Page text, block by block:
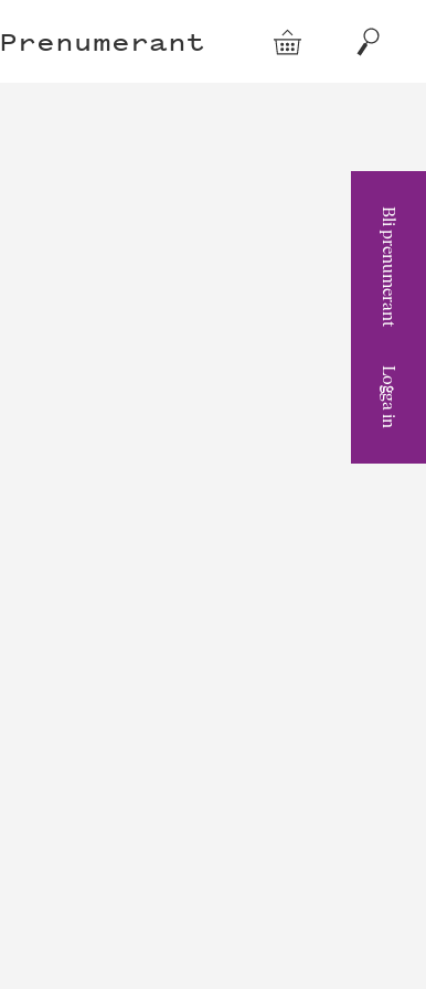
Prenumerant Varukorg Sök
Bli prenumerant
Logga in